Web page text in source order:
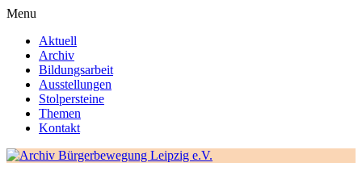
Menu
Aktuell
Archiv
Bildungsarbeit
Ausstellungen
Stolpersteine
Themen
Kontakt